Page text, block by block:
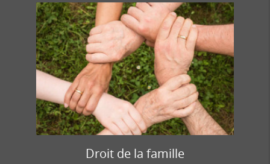
Droit de la famille